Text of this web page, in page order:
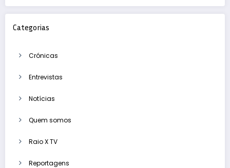
Categorias
Crónicas
Entrevistas
Notícias
Quem somos
Raio X TV
Reportagens